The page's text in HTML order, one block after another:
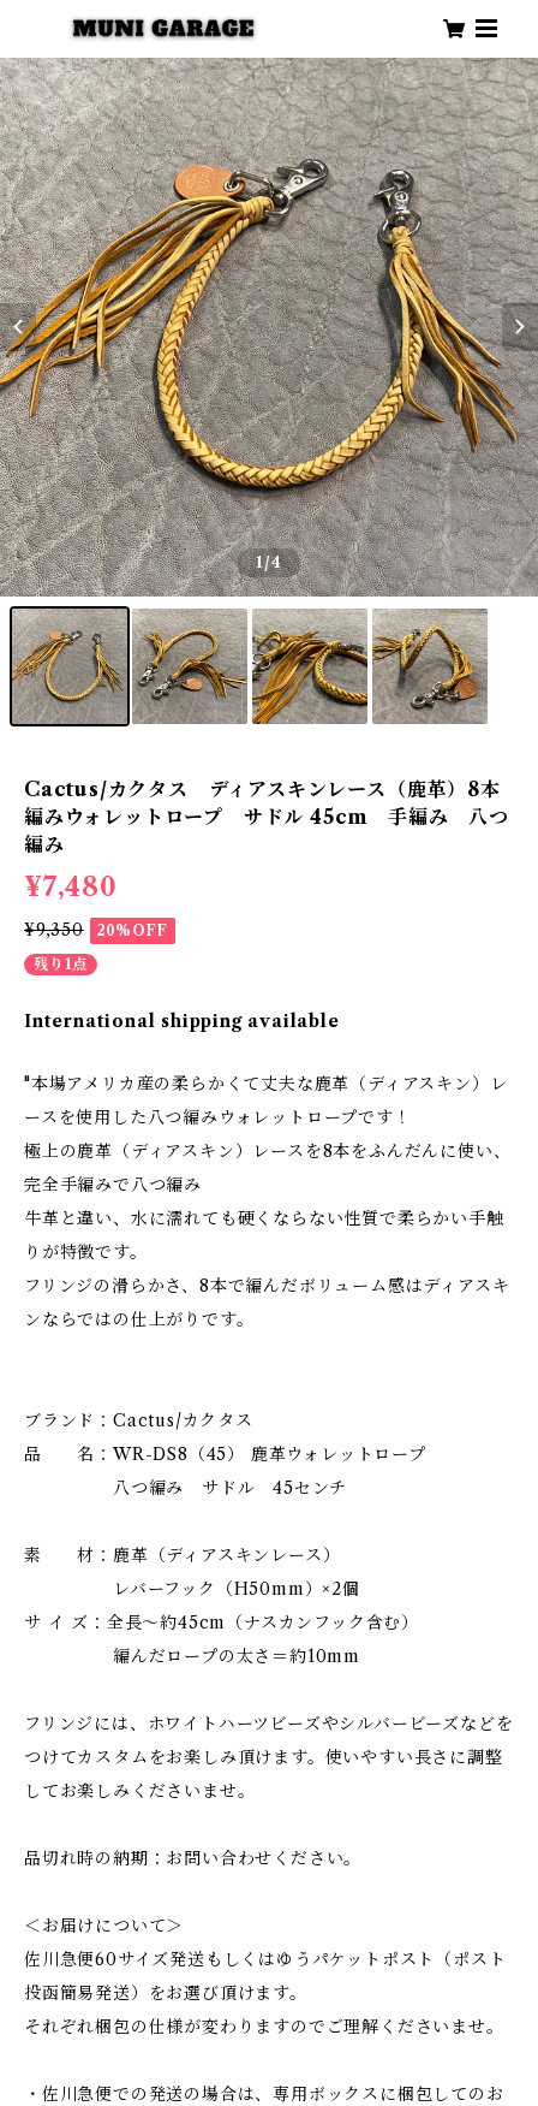
1/4
Cactus/カクタス ディアスキンレース（鹿革）8本
編みウォレットロープ サドル 45cm 手編み 八つ
編み
¥7,480
¥9,350
20%OFF
残り1点
International shipping available
"本場アメリカ産の柔らかくて丈夫な鹿革（ディアスキン）レ
ースを使用した八つ編みウォレットロープです！
極上の鹿革（ディアスキン）レースを8本をふんだんに使い、
完全手編みで八つ編み
牛革と違い、水に濡れても硬くならない性質で柔らかい手触
りが特徴です。
フリンジの滑らかさ、8本で編んだボリューム感はディアスキ
ンならではの仕上がりです。
ブランド：Cactus/カクタス
品 名：WR-DS8（45） 鹿革ウォレットロープ
八つ編み サドル 45センチ
素 材：鹿革（ディアスキンレース）
レバーフック（H50mm）×2個
サ イ ズ：全長～約45cm（ナスカンフック含む）
編んだロープの太さ＝約10mm
フリンジには、ホワイトハーツビーズやシルバービーズなどを
つけてカスタムをお楽しみ頂けます。使いやすい長さに調整
してお楽しみくださいませ。
品切れ時の納期：お問い合わせください。
＜お届けについて＞
佐川急便60サイズ発送もしくはゆうパケットポスト（ポスト
投函簡易発送）をお選び頂けます。
それぞれ梱包の仕様が変わりますのでご理解くださいませ。
・佐川急便での発送の場合は、専用ボックスに梱包してのお